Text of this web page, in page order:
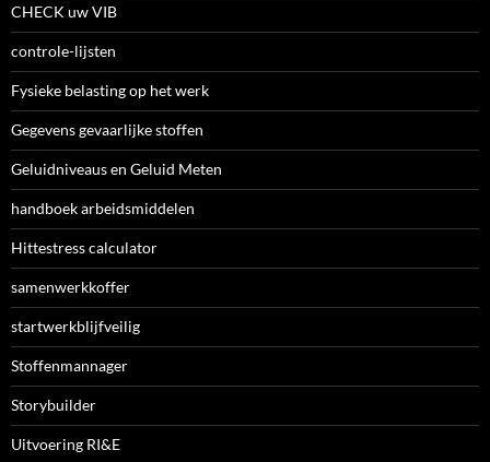
CHECK uw VIB
controle-lijsten
Fysieke belasting op het werk
Gegevens gevaarlijke stoffen
Geluidniveaus en Geluid Meten
handboek arbeidsmiddelen
Hittestress calculator
samenwerkkoffer
startwerkblijfveilig
Stoffenmannager
Storybuilder
Uitvoering RI&E